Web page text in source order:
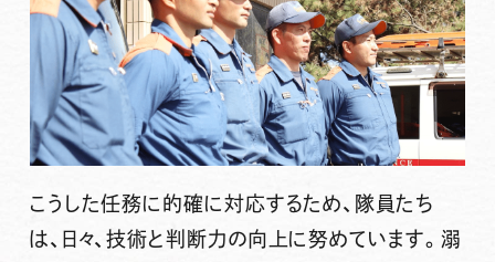
こうした任務に的確に対応するため、隊員たち
は、日々、技術と判断力の向上に努めています。溺